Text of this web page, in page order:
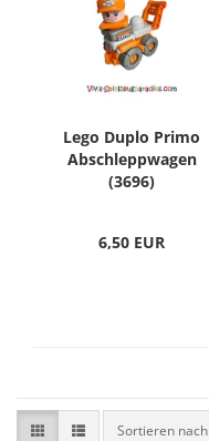
Lego Duplo Primo
Abschleppwagen
(3696)
6,50 EUR
Sortieren nach